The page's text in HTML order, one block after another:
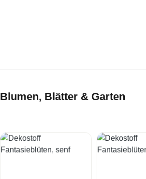
Blumen, Blätter & Garten